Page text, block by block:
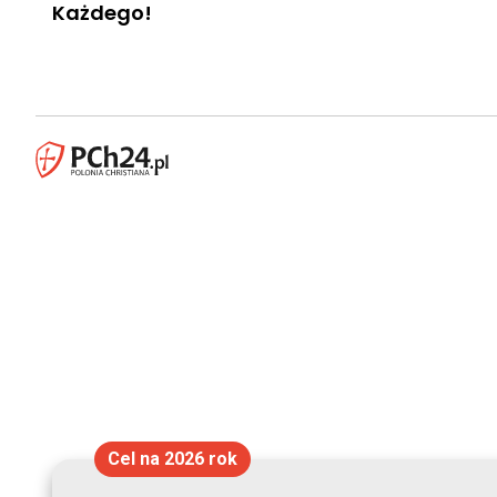
Każdego!
Cel na 2026 rok